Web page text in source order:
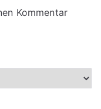
Kommentar